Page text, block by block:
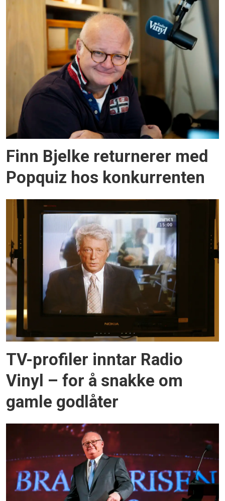
Finn Bjelke returnerer med
Popquiz hos konkurrenten
TV-profiler inntar Radio
Vinyl – for å snakke om
gamle godlåter